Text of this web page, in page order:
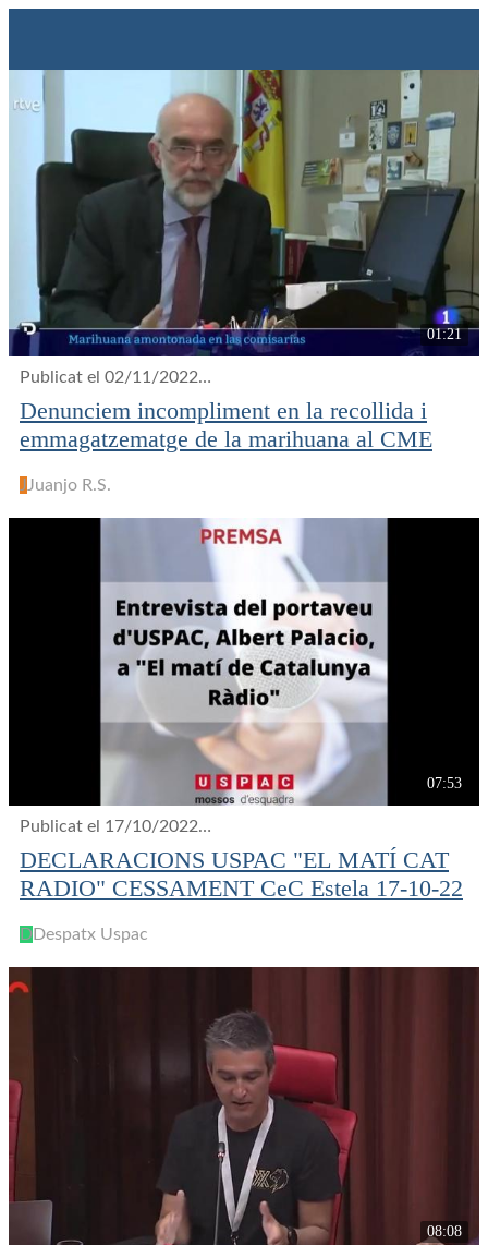
01:21
Publicat el 02/11/2022
33 visualitzacions
Denunciem incompliment en la recollida i
emmagatzematge de la marihuana al CME
JJuanjo R.S.
07:53
Publicat el 17/10/2022
DECLARACIONS USPAC "EL MATÍ CAT
RADIO" CESSAMENT CeC Estela 17-10-22
DDespatx Uspac
08:08